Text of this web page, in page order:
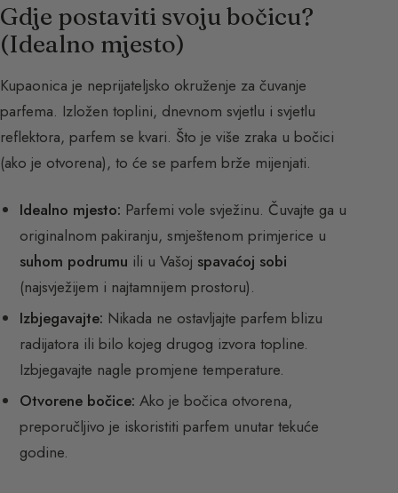
Gdje postaviti svoju bočicu?
(Idealno mjesto)
Kupaonica je neprijateljsko okruženje za čuvanje
parfema. Izložen toplini, dnevnom svjetlu i svjetlu
reflektora, parfem se kvari. Što je više zraka u bočici
(ako je otvorena), to će se parfem brže mijenjati.
Idealno mjesto: Parfemi vole svježinu. Čuvajte ga u
originalnom pakiranju, smještenom primjerice u
suhom podrumu ili u Vašoj spavaćoj sobi
(najsvježijem i najtamnijem prostoru).
Izbjegavajte: Nikada ne ostavljajte parfem blizu
radijatora ili bilo kojeg drugog izvora topline.
Izbjegavajte nagle promjene temperature.
Otvorene bočice: Ako je bočica otvorena,
preporučljivo je iskoristiti parfem unutar tekuće
godine.